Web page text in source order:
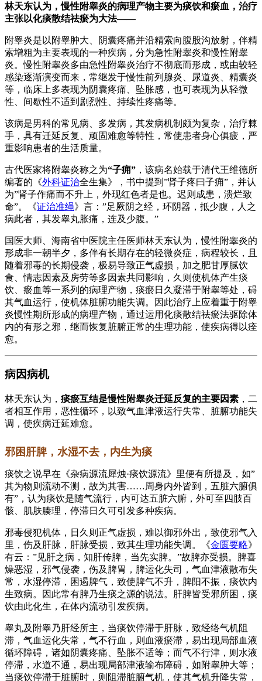
林天东认为，慢性附睾炎的病理产物主要为痰饮和瘀血，治疗
主张以化痰散结祛瘀为大法——
附睾炎是以附睾肿大、阴囊疼痛并沿精索向腹股沟放射，伴精
索增粗为主要表现的一种疾病，分为急性附睾炎和慢性附睾
炎。慢性附睾炎多由急性附睾炎治疗不彻底而形成，或由较轻
感染逐渐演变而来，常继发于慢性前列腺炎、尿道炎、精囊炎
等，临床上多表现为阴囊疼痛、坠胀感，也可表现为从轻微
性、间歇性不适到剧烈性、持续性疼痛等。
该病是男科的常见病、多发病，其发病机制颇为复杂，治疗棘
手，具有迁延反复、顽固难愈等特性，常使患者身心俱疲，严
重影响患者的生活质量。
古代医家将附睾炎称之为“子痈” ，该病名始载于清代王维德所
编著的《外科证治全生集》，书中提到”肾子疼曰子痈”，并认
为”肾子作痛而不升上，外现红色者是也。迟则成患，溃烂致
命”。《证治准绳》言：”足厥阴之经，环阴器，抵少腹，人之
病此者，其发睾丸胀痛，连及少腹。”
国医大师、海南省中医院主任医师林天东认为，慢性附睾炎的
形成非一朝半夕，多伴有长期存在的轻微炎症，病程较长，且
随着邪毒的长期侵袭，极易导致正气虚损，加之肥甘厚腻饮
食、情志因素及房劳等多因素共同影响，久则使机体产生痰
饮、瘀血等一系列的病理产物，痰瘀日久凝滞于附睾等处，碍
其气血运行，使机体脏腑功能失调。因此治疗上应着重于附睾
炎慢性期所形成的病理产物，通过运用化痰散结祛瘀法驱除体
内的有形之邪，继而恢复脏腑正常的生理功能，使疾病得以痊
愈。
病因病机
林天东认为， 痰瘀互结是慢性附睾炎迁延反复的主要因素 ，二
者相互作用，恶性循环，以致气血津液运行失常、脏腑功能失
调，使疾病迁延难愈。
邪困肝脾，水湿不去，内生为痰
痰饮之说早在《杂病源流犀烛·痰饮源流》里便有所提及，如”
其为物则流动不测，故为其害……周身内外皆到，五脏六腑俱
有”，认为痰饮是随气流行，内可达五脏六腑，外可至四肢百
骸、肌肤腠理，停滞日久可引发多种疾病。
邪毒侵犯机体，日久则正气虚损，难以御邪外出，致使邪气入
里，伤及肝脉，肝脉受损，致其生理功能失调。《金匮要略》
有云：”见肝之病，知肝传脾，当先实脾。”故脾亦受损。脾喜
燥恶湿，邪气侵袭，伤及脾胃，脾运化失司，气血津液散布失
常，水湿停滞，困遏脾气，致使脾气不升，脾阳不振，痰饮内
生致病。因此常有脾乃生痰之源的说法。肝脾皆受邪所困，痰
饮由此化生，在体内流动引发疾病。
睾丸及附睾乃肝经所主，当痰饮停滞于肝脉，致经络气机阻
滞，气血运化失常，气不行血，则血液瘀滞，易出现局部血液
循环障碍，诸如阴囊疼痛、坠胀不适等；而气不行津，则水液
停滞，水道不通，易出现局部津液输布障碍，如附睾肿大等；
当痰饮停滞于脏腑时，则阻滞脏腑气机，使其气机升降失常，